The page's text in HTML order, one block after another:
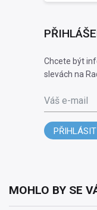
Chcete být
slevách na
Váš e-mail
MOHLO BY SE